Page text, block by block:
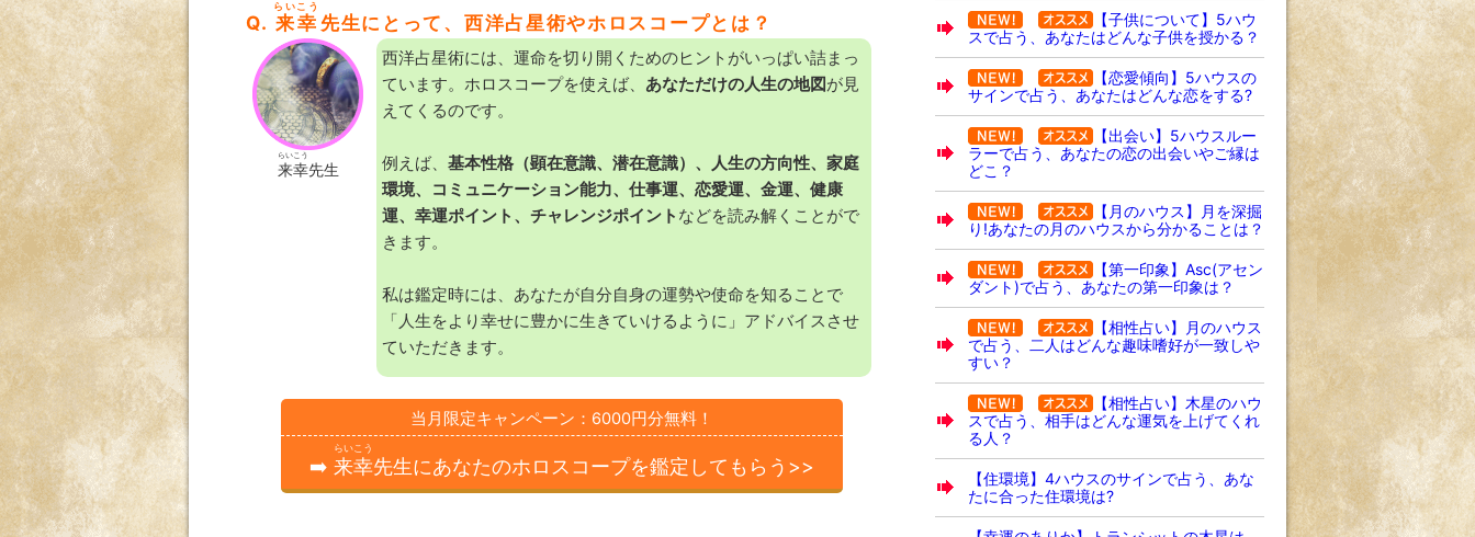
Q. 来幸
らいこう
先生にとって、西洋占星術やホロスコープとは？
来幸
らいこう
先生
西洋占星術には、運命を切り開くためのヒントがいっぱい詰まっ
ています。ホロスコープを使えば、 あなただけの人生の地図が見
えてくるのです。
例えば、基本性格（顕在意識、潜在意識）、人生の方向性、家庭
環境、コミュニケーション能力、仕事運、恋愛運、金運、健康
運、幸運ポイント、チャレンジポイント などを読み解くことがで
きます。
私は鑑定時には、あなたが自分自身の運勢や使命を知ることで
「人生をより幸せに豊かに生きていけるように」アドバイスさせ
ていただきます。
当月限定キャンペーン：6000円分無料！
➡️ 来幸
らいこう
先生にあなたのホロスコープを鑑定してもらう>>
【子供について】5ハウ
スで占う、あなたはどんな子供を授かる？
【恋愛傾向】5ハウスの
サインで占う、あなたはどんな恋をする?
【出会い】5ハウスルー
ラーで占う、あなたの恋の出会いやご縁は
どこ？
【月のハウス】月を深掘
り!あなたの月のハウスから分かることは？
【第一印象】Asc(アセン
ダント)で占う、あなたの第一印象は？
【相性占い】月のハウス
で占う、二人はどんな趣味嗜好が一致しや
すい？
【相性占い】木星のハウ
スで占う、相手はどんな運気を上げてくれ
る人？
【住環境】4ハウスのサインで占う、あな
たに合った住環境は?